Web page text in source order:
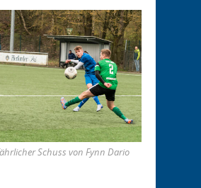
Schuss von Fynn Dario